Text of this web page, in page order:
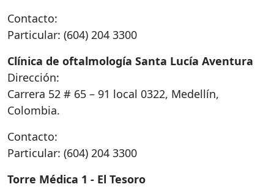
Contacto:
Particular: (604) 204 3300
Clínica de oftalmología Santa Lucía Aventura
Dirección:
Carrera 52 # 65 – 91 local 0322, Medellín,
Colombia.
Contacto:
Particular: (604) 204 3300
Torre Médica 1 - El Tesoro